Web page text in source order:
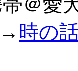
＠愛
時の